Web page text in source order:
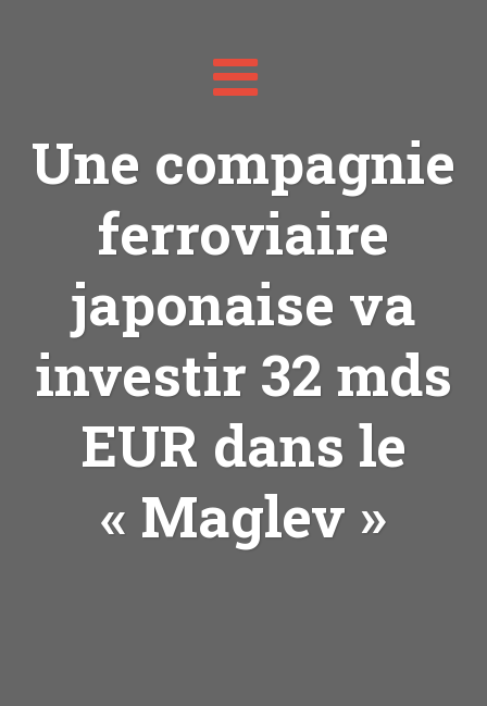
Toggle
navigation
Une compagnie
ferroviaire
japonaise va
investir 32 mds
EUR dans le
« Maglev »